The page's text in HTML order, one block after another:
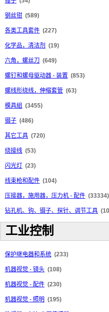
钢丝钳 (589)
各类工具套件 (227)
化学品，清洁剂 (19)
六角，螺丝刀 (649)
螺钉和螺母驱动器 - 装置 (853)
螺线形绕线，伸缩套管 (63)
模具組 (3455)
镊子 (486)
其它工具 (720)
绕接线 (53)
闪光灯 (23)
线束枪和配件 (104)
压接器，施用器，压力机 - 配件 (33334)
钻孔机、钩、镊子、探针、调节工具
工业控制
保护继电器和系统 (233)
机器视觉 - 镜头 (108)
机器视觉 - 配件 (230)
机器视觉 - 照明 (195)